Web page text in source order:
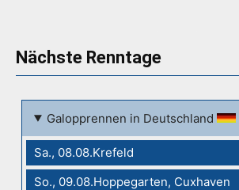
Nächste Renntage
Galopprennen in Deutschland
Sa., 08.08.Krefeld
So., 09.08.Hoppegarten, Cuxhaven